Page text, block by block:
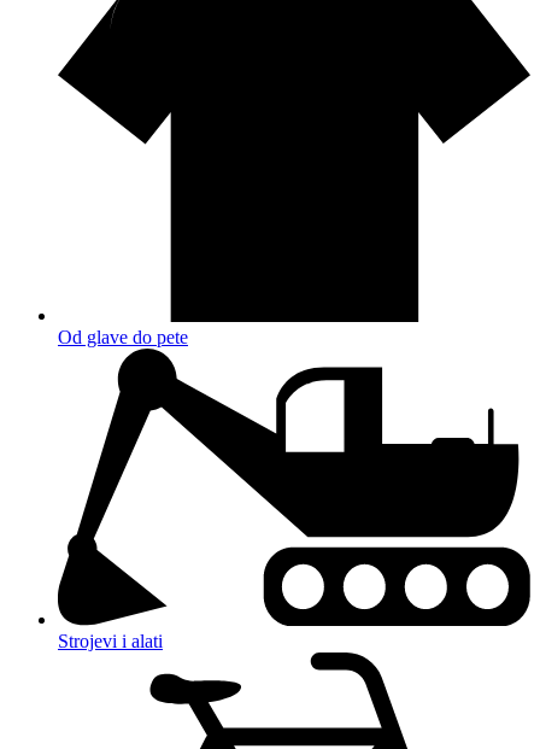
Od glave do pete
Strojevi i alati